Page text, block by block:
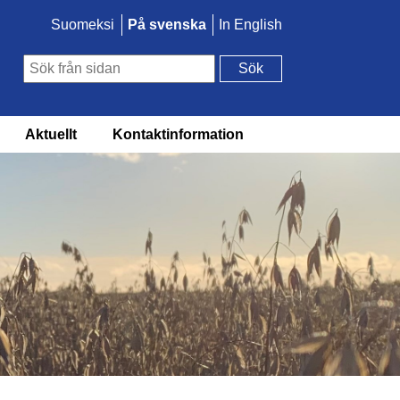
Suomeksi På svenska In English
Sök
Aktuellt Kontaktinformation